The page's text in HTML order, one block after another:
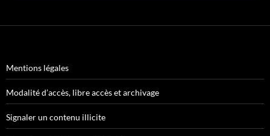
Mentions légales
Modalité d’accès, libre accès et archivage
Signaler un contenu illicite